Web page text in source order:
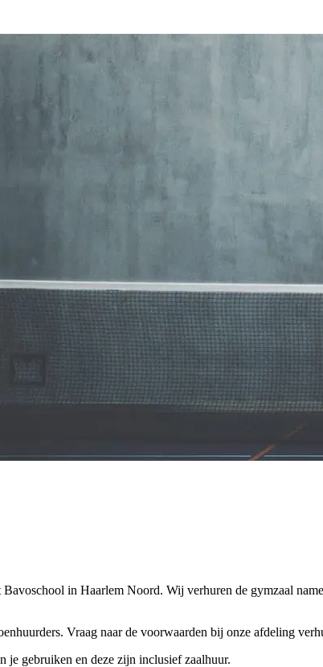
in Haarlem Noord. Wij verhuren de gymzaal
Vraag naar de voorwaarden bij onze afdeling
je gebruiken en deze zijn inclusief zaalhuur.